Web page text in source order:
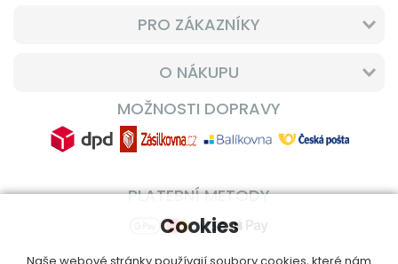
PRO ZÁKAZNÍKY
O NÁKUPU
MOŽNOSTI DOPRAVY
PLATEBNÍ METODY
Cookies